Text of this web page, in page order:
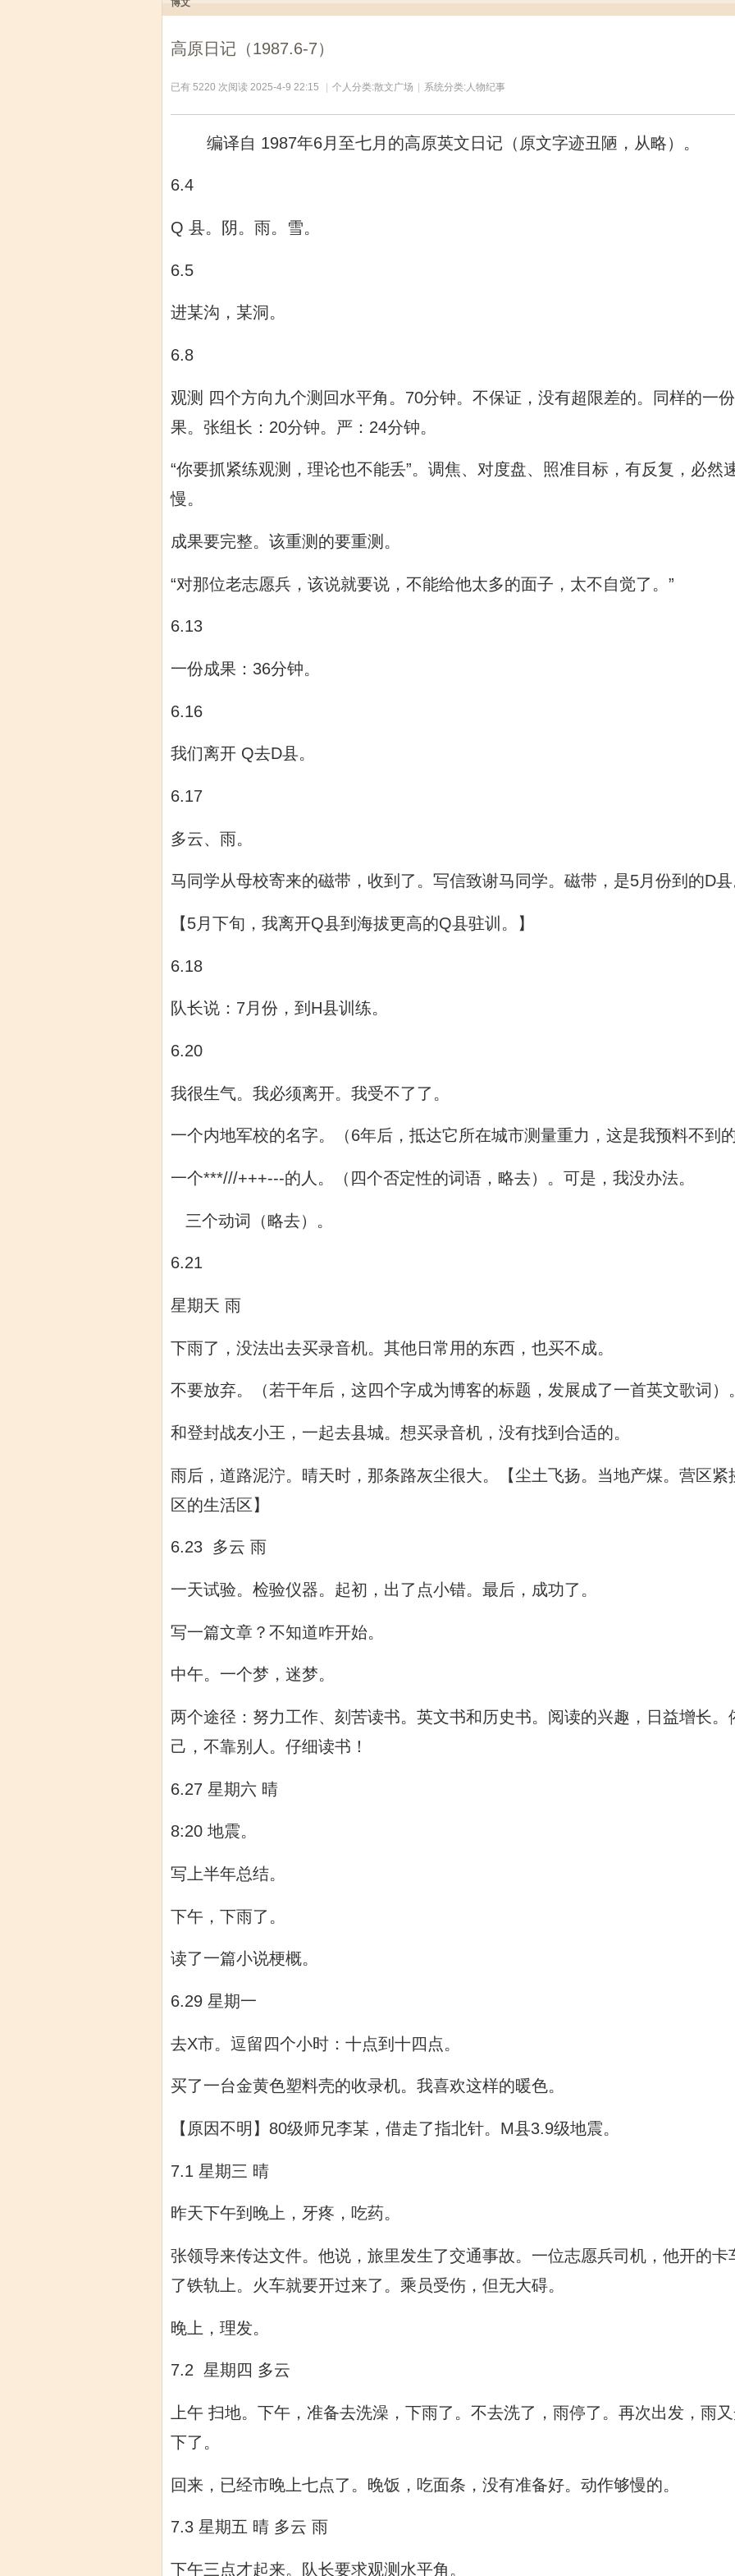
博文
高原日记（1987.6-7）
已有 5220 次阅读 2025-4-9 22:15 个人分类:散文广场 系统分类:人物纪事
编译自 1987年6月至七月的高原英文日记（原文字迹丑陋，从略）。
6.4
Q 县。阴。雨。雪。
6.5
进某沟，某洞。
6.8
观测 四个方向九个测回水平角。70分钟。不保证，没有超限差的。同样的一
果。张组长：20分钟。严：24分钟。
“你要抓紧练观测，理论也不能丢”。调焦、对度盘、照准目标，有反复，必然
慢。
成果要完整。该重测的要重测。
“对那位老志愿兵，该说就要说，不能给他太多的面子，太不自觉了。”
6.13
一份成果：36分钟。
6.16
我们离开 Q去D县。
6.17
多云、雨。
马同学从母校寄来的磁带，收到了。写信致谢马同学。磁带，是5月份到的D县
【5月下旬，我离开Q县到海拔更高的Q县驻训。 】
6.18
队长说：7月份，到H县训练。
6.20
我很生气。我必须离开。我受不了了。
一个内地军校的名字。（6年后，抵达它所在城市测量重力，这是我预料不到的
一个***///+++---的人。（四个否定性的词语，略去）。可是，我没办法。
三个动词（略去）。
6.21
星期天 雨
下雨了，没法出去买录音机。其他日常用的东西，也买不成。
不要放弃。（若干年后，这四个字成为博客的标题，发展成了一首英文歌词）。
和登封战友小王，一起去县城。想买录音机，没有找到合适的。
雨后，道路泥泞。晴天时，那条路灰尘很大。【尘土飞扬。当地产煤。营区紧
区的生活区】
6.23 多云 雨
一天试验。检验仪器。起初，出了点小错。最后，成功了。
写一篇文章？不知道咋开始。
中午。一个梦，迷梦。
两个途径：努力工作、刻苦读书。英文书和历史书。阅读的兴趣，日益增长。
己，不靠别人。仔细读书！
6.27 星期六 晴
8:20 地震。
写上半年总结。
下午，下雨了。
读了一篇小说梗概。
6.29 星期一
去X市。逗留四个小时：十点到十四点。
买了一台金黄色塑料壳的收录机。我喜欢这样的暖色。
【原因不明】80级师兄李某，借走了指北针。M县3.9级地震。
7.1 星期三 晴
昨天下午到晚上，牙疼，吃药。
张领导来传达文件。他说，旅里发生了交通事故。一位志愿兵司机，他开的卡
了铁轨上。火车就要开过来了。乘员受伤，但无大碍。
晚上，理发。
7.2 星期四 多云
上午 扫地。下午，准备去洗澡，下雨了。不去洗了，雨停了。再次出发，雨
下了。
回来，已经市晚上七点了。晚饭，吃面条，没有准备好。动作够慢的。
7.3 星期五 晴 多云 雨
下午三点才起来。队长要求观测水平角。